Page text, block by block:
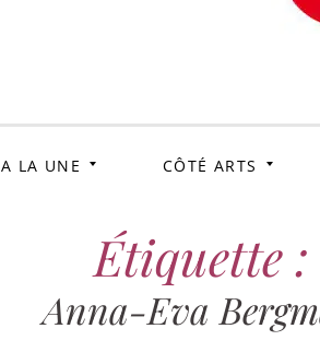
A LA UNE CÔTÉ ARTS
Étiquette :
Anna-Eva